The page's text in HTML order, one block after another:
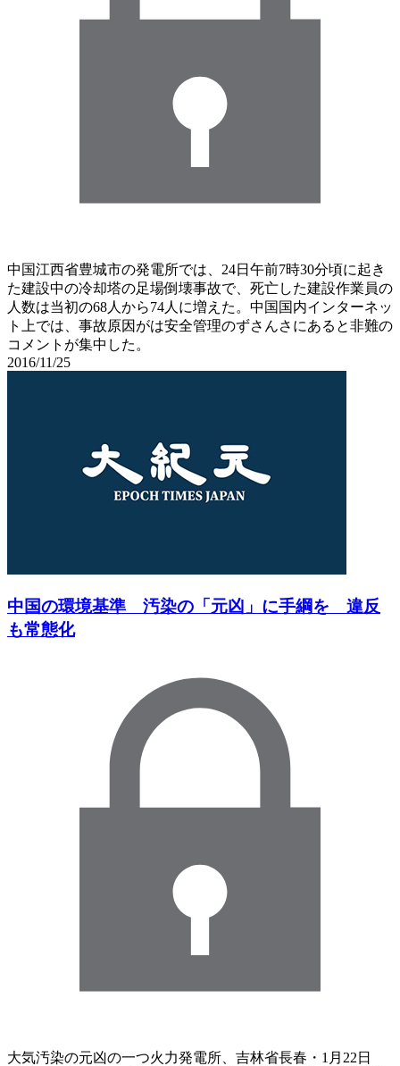
中国江西省豊城市の発電所では、24日午前7時30分頃に起き
た建設中の冷却塔の足場倒壊事故で、死亡した建設作業員の
人数は当初の68人から74人に増えた。中国国内インターネッ
ト上では、事故原因がは安全管理のずさんさにあると非難の
コメントが集中した。
2016/11/25
中国の環境基準 汚染の「元凶」に手綱を 違反
も常態化
大気汚染の元凶の一つ火力発電所、吉林省長春・1月22日